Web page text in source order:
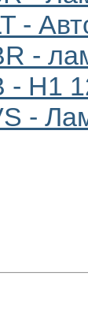
-
-
H1
-